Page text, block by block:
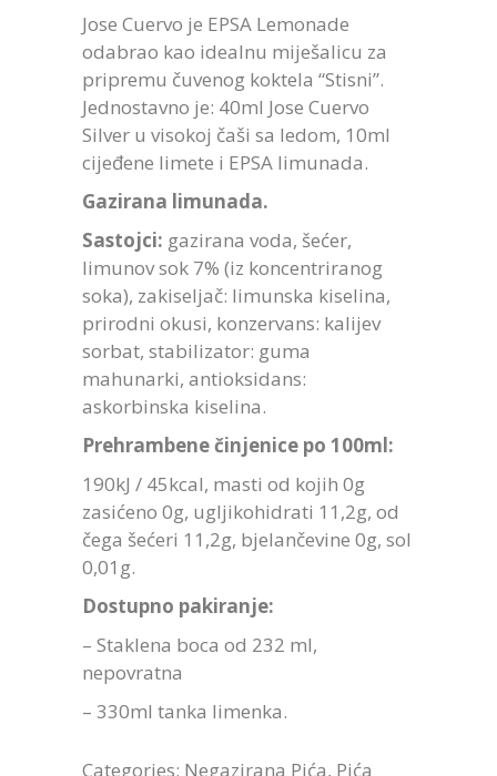
Jose Cuervo je EPSA Lemonade
odabrao kao idealnu miješalicu za
pripremu čuvenog koktela “Stisni”.
Jednostavno je: 40ml Jose Cuervo
Silver u visokoj čaši sa ledom, 10ml
cijeđene limete i EPSA limunada.
Gazirana limunada.
Sastojci: gazirana voda, šećer,
limunov sok 7% (iz koncentriranog
soka), zakiseljač: limunska kiselina,
prirodni okusi, konzervans: kalijev
sorbat, stabilizator: guma
mahunarki, antioksidans:
askorbinska kiselina.
Prehrambene činjenice po 100ml:
190kJ / 45kcal, masti od kojih 0g
zasićeno 0g, ugljikohidrati 11,2g, od
čega šećeri 11,2g, bjelančevine 0g, sol
0,01g.
Dostupno pakiranje:
– Staklena boca od 232 ml,
nepovratna
– 330ml tanka limenka.
Categories: Negazirana Pića, Pića